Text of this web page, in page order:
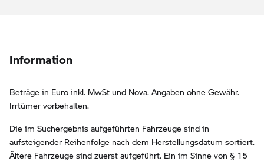
Information
Beträge in Euro inkl. MwSt und Nova. Angaben ohne Gewähr.
Irrtümer vorbehalten.
Die im Suchergebnis aufgeführten Fahrzeuge sind in
aufsteigender Reihenfolge nach dem Herstellungsdatum sortiert.
Ältere Fahrzeuge sind zuerst aufgeführt. Ein im Sinne von § 15